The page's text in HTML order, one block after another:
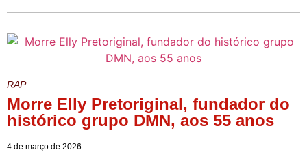
RAP
Morre Elly Pretoriginal, fundador do
histórico grupo DMN, aos 55 anos
4 de março de 2026